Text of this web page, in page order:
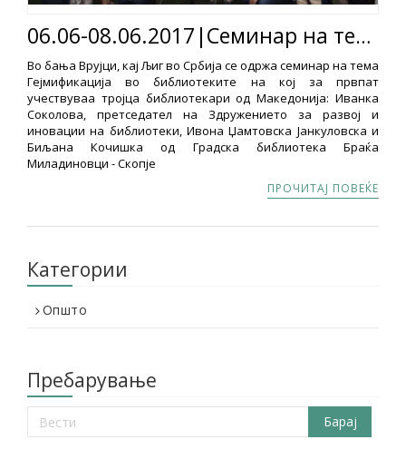
06.06-08.06.2017|Семинар на тема Гејмификација во библиотеките
Во бања Врујци, кај Љиг во Србија се одржа семинар на тема
Гејмификација во библиотеките на кој за првпат
учествуваа тројца библиотекари од Македонија: Иванка
Соколова, претседател на Здружението за развој и
иновации на библиотеки, Ивона Џамтовска Јанкуловска и
Биљана Кочишка од Градска библиотека Браќа
Миладиновци - Скопје
ПРОЧИТАЈ ПОВЕЌЕ
Категории
Општо
Пребарување